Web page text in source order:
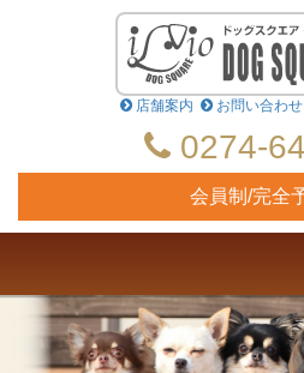
店舗案内 お問い合わせ
0274-
会員制/完全